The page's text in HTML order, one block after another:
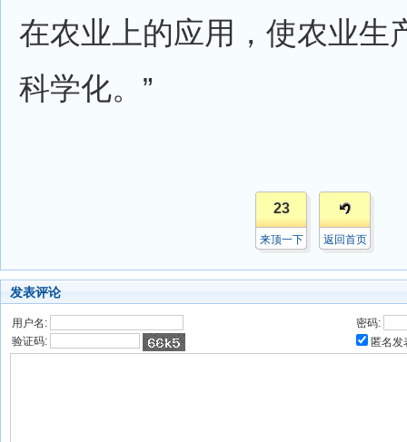
在农业上的应用，使农业生
科学化。”
23
来顶一下 返回首页
发表评论
用户名:
密码:
验证码:
匿名发